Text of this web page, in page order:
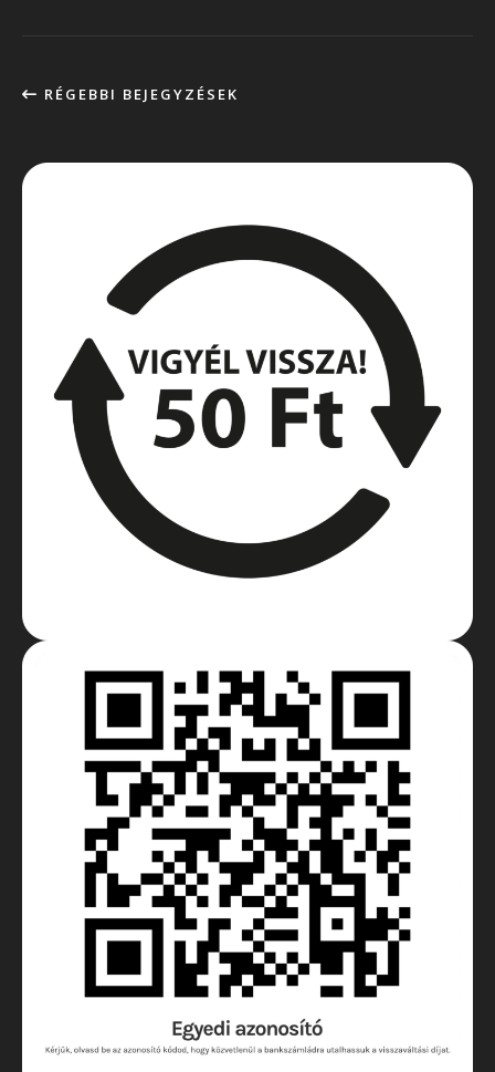
RÉGEBBI BEJEGYZÉSEK